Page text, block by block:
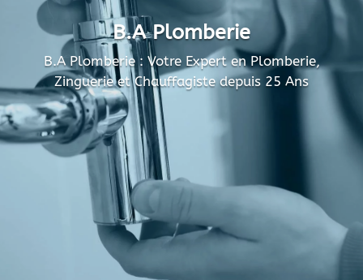
B.A Plomberie
B.A Plomberie : Votre Expert en Plomberie,
Zinguerie et Chauffagiste depuis 25 Ans